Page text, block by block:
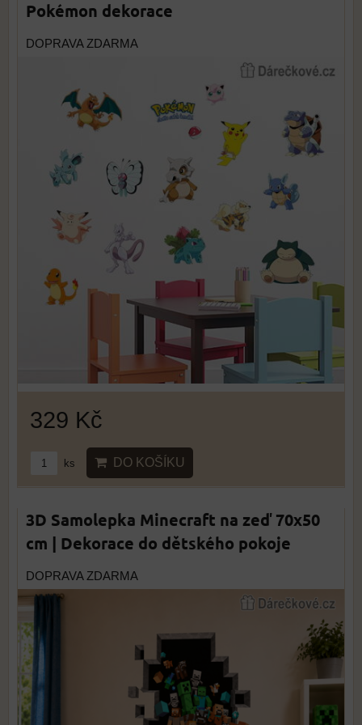
Pokémon dekorace
DOPRAVA ZDARMA
329 Kč
ks DO KOŠÍKU
3D Samolepka Minecraft na zeď 70x50
cm | Dekorace do dětského pokoje
DOPRAVA ZDARMA